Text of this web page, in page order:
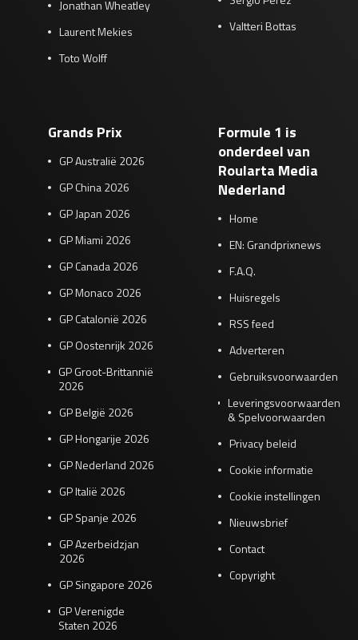
Jonathan Wheatley
Laurent Mekies
Toto Wolff
Valtteri Bottas
Grands Prix
GP Australië 2026
GP China 2026
GP Japan 2026
GP Miami 2026
GP Canada 2026
GP Monaco 2026
GP Catalonië 2026
GP Oostenrijk 2026
GP Groot-Brittannië
2026
GP België 2026
GP Hongarije 2026
GP Nederland 2026
GP Italië 2026
GP Spanje 2026
GP Azerbeidzjan
2026
GP Singapore 2026
GP Verenigde
Staten 2026
Formule 1 is
onderdeel van
Roularta Media
Nederland
Home
EN: Grandprixnews
F.A.Q.
Huisregels
RSS feed
Adverteren
Gebruiksvoorwaarden
Leveringsvoorwaarden
& Spelvoorwaarden
Privacy beleid
Cookie informatie
Cookie instellingen
Nieuwsbrief
Contact
Copyright